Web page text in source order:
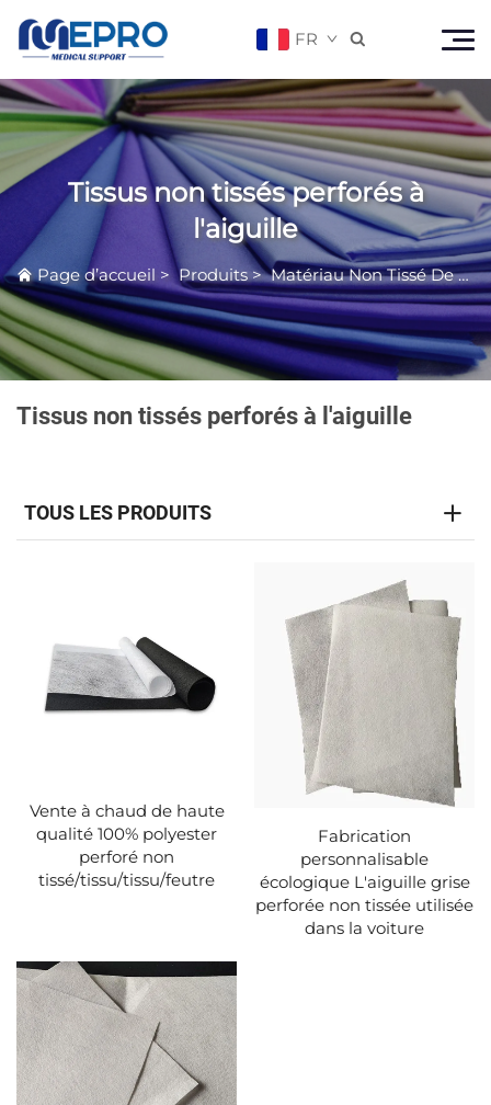
FR 
Tissus non tissés perforés à
l'aiguille
Page d’accueil >Produits>Matériau Non Tissé De Qualité Médicale
Tissus non tissés perforés à l'aiguille
TOUS LES PRODUITS
Vente à chaud de haute
qualité 100% polyester
perforé non
tissé/tissu/tissu/feutre
Fabrication
personnalisable
écologique L'aiguille grise
perforée non tissée utilisée
dans la voiture